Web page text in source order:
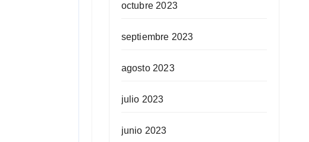
octubre 2023
septiembre 2023
agosto 2023
julio 2023
junio 2023